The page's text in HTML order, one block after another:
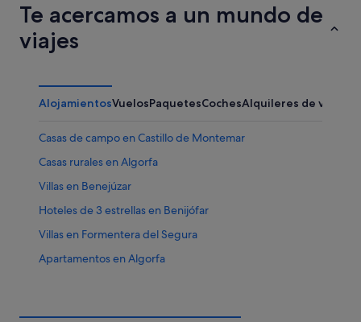
Te acercamos a un mundo de
viajes
AlojamientosVuelosPaquetesCochesAlquileres de
Casas de campo en Castillo de Montemar
Casas rurales en Algorfa
Villas en Benejúzar
Hoteles de 3 estrellas en Benijófar
Villas en Formentera del Segura
Apartamentos en Algorfa